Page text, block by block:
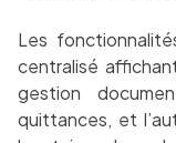
Les
centralisé
gestion
quittances, et